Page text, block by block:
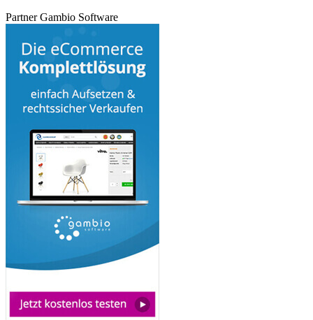
Partner Gambio Software